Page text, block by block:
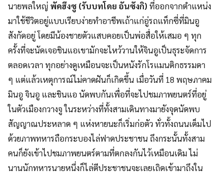
นายพลใหญ่ พัคฮึงซู (รับบทโดย อันซังกิ)ที่ออกจากตำแหน่ง
มาใช้ชีวิตอยู่แบบเรียบง่ายทำอาชีพเถ้าแก่อู่รถแท็กซี่ที่มินอู
สังกัดอยู่ โดยมีน้องชายตัวแสบคอยเป็นพ่อสื่อให้เสมอ ๆ ทุก
ครั้งที่จะนัดเจอชินแอเขามักจะไหว้วานให้จินอูเป็นธุระจัดการ
ตลอดเวลา ทุกอย่างดูเหมือนจะเป็นหนังรักโรแมนติกธรรมดา
ๆ แต่แล้วเหตุการณ์ไม่คาดฝันก็เกิดขึ้น เมื่อวันที่ 18 พฤษภาคม
มินอู จินอู และชินแอ นัดพบกันเพื่อที่จะไปชมภาพยนตร์ที่อยู่
ในตัวเมืองกวางจู ในระหว่างที่ทั้งสามเดินทางมายังจุดนัดพบ
สัญญาณประหลาด ๆ แห่งหายนะก็เริ่มก่อตัว ทั่วทั้งถนนเต็มไป
ด้วยภาพทหารถือกระบองไล่ฟาดประชาชน ถึงกระนั้นทั้งสาม
คนก็ยังเข้าไปชมภาพยนตร์ตามที่ตกลงกันไว้เหมือนเดิม ไม่
นานนักทหารนายหนึ่งก็ไล่ตีประชาชนจะเลยเถิดเข้ามาถึงใน